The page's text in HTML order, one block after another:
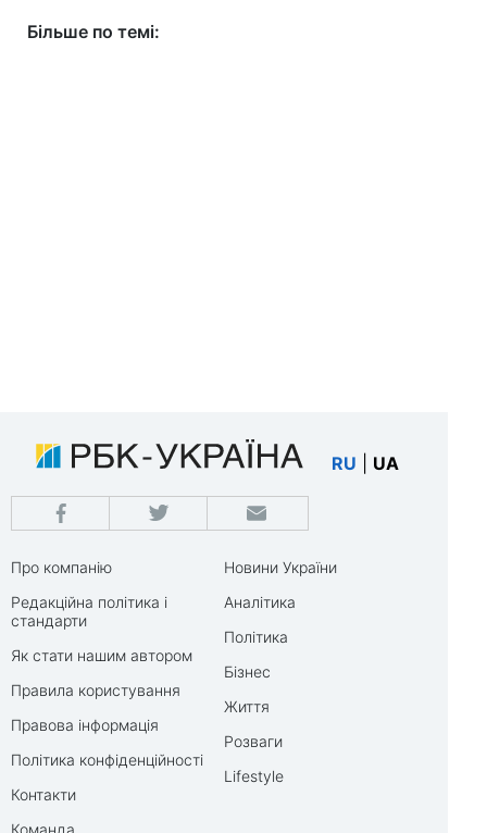
Більше по темі:
RU UA
Про компанію
Редакційна політика і
стандарти
Як стати нашим автором
Правила користування
Правова інформація
Політика конфіденційності
Контакти
Команда
Новини України
Аналітика
Політика
Бізнес
Життя
Розваги
Lifestyle